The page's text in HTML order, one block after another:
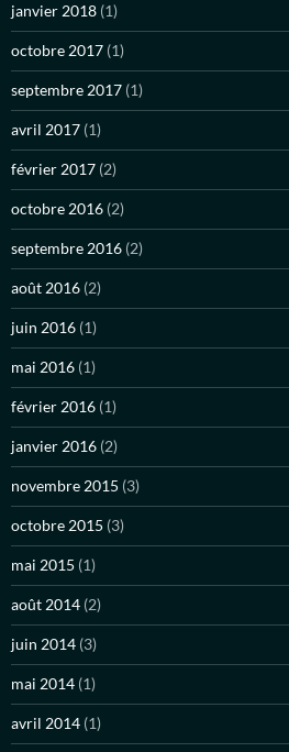
janvier 2018 (1)
octobre 2017 (1)
septembre 2017 (1)
avril 2017 (1)
février 2017 (2)
octobre 2016 (2)
septembre 2016 (2)
août 2016 (2)
juin 2016 (1)
mai 2016 (1)
février 2016 (1)
janvier 2016 (2)
novembre 2015 (3)
octobre 2015 (3)
mai 2015 (1)
août 2014 (2)
juin 2014 (3)
mai 2014 (1)
avril 2014 (1)